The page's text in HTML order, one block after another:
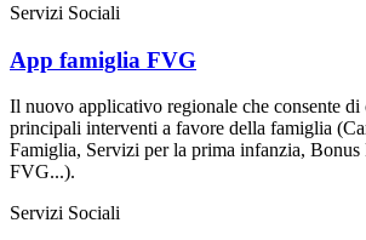
Servizi Sociali
App famiglia FVG
Il nuovo applicativo regionale che consente di
principali interventi a favore della famiglia
Famiglia, Servizi per la prima infanzia, Bonus
FVG...).
Servizi Sociali